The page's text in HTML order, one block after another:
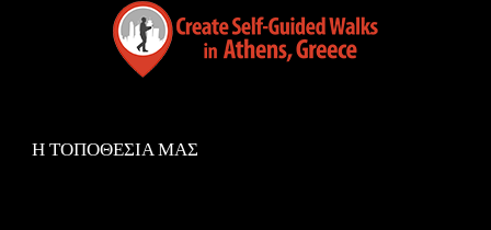
Η ΤΟΠΟΘΕΣΙΑ ΜΑΣ